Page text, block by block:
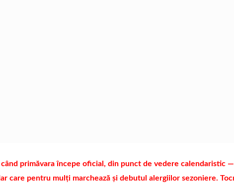
primăvara începe oficial, din punct de vedere calendaristic
care pentru mulți marchează și debutul alergiilor sezoniere.